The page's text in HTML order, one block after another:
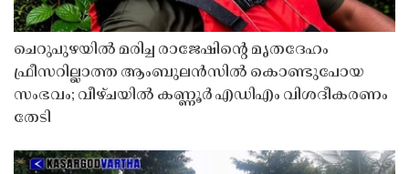
ചെറുപുഴയിൽ മരിച്ച രാജേഷിൻ്റെ മൃതദേഹം
ഫ്രീസറില്ലാത്ത ആംബുലൻസിൽ കൊണ്ടുപോയ
സംഭവം; വീഴ്ചയിൽ കണ്ണൂർ എഡിഎം വിശദീകരണം
തേടി